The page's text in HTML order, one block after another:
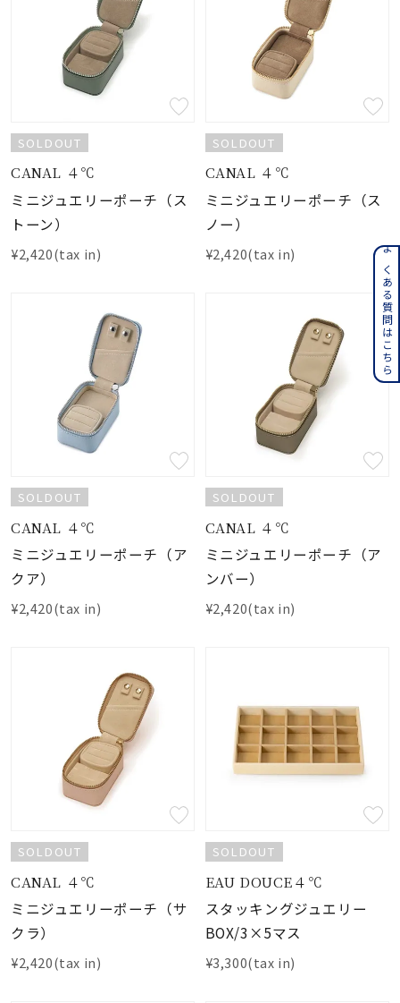
SOLDOUT
CANAL ４℃
ミニジュエリーポーチ（ス
トーン）
¥2,420(tax in)
SOLDOUT
CANAL ４℃
ミニジュエリーポーチ（ス
ノー）
¥2,420(tax in)
SOLDOUT
CANAL ４℃
ミニジュエリーポーチ（ア
クア）
¥2,420(tax in)
SOLDOUT
CANAL ４℃
ミニジュエリーポーチ（ア
ンバー）
¥2,420(tax in)
SOLDOUT
CANAL ４℃
ミニジュエリーポーチ（サ
クラ）
¥2,420(tax in)
SOLDOUT
EAU DOUCE４℃
スタッキングジュエリー
BOX/3×5マス
¥3,300(tax in)
よくある質問はこちら